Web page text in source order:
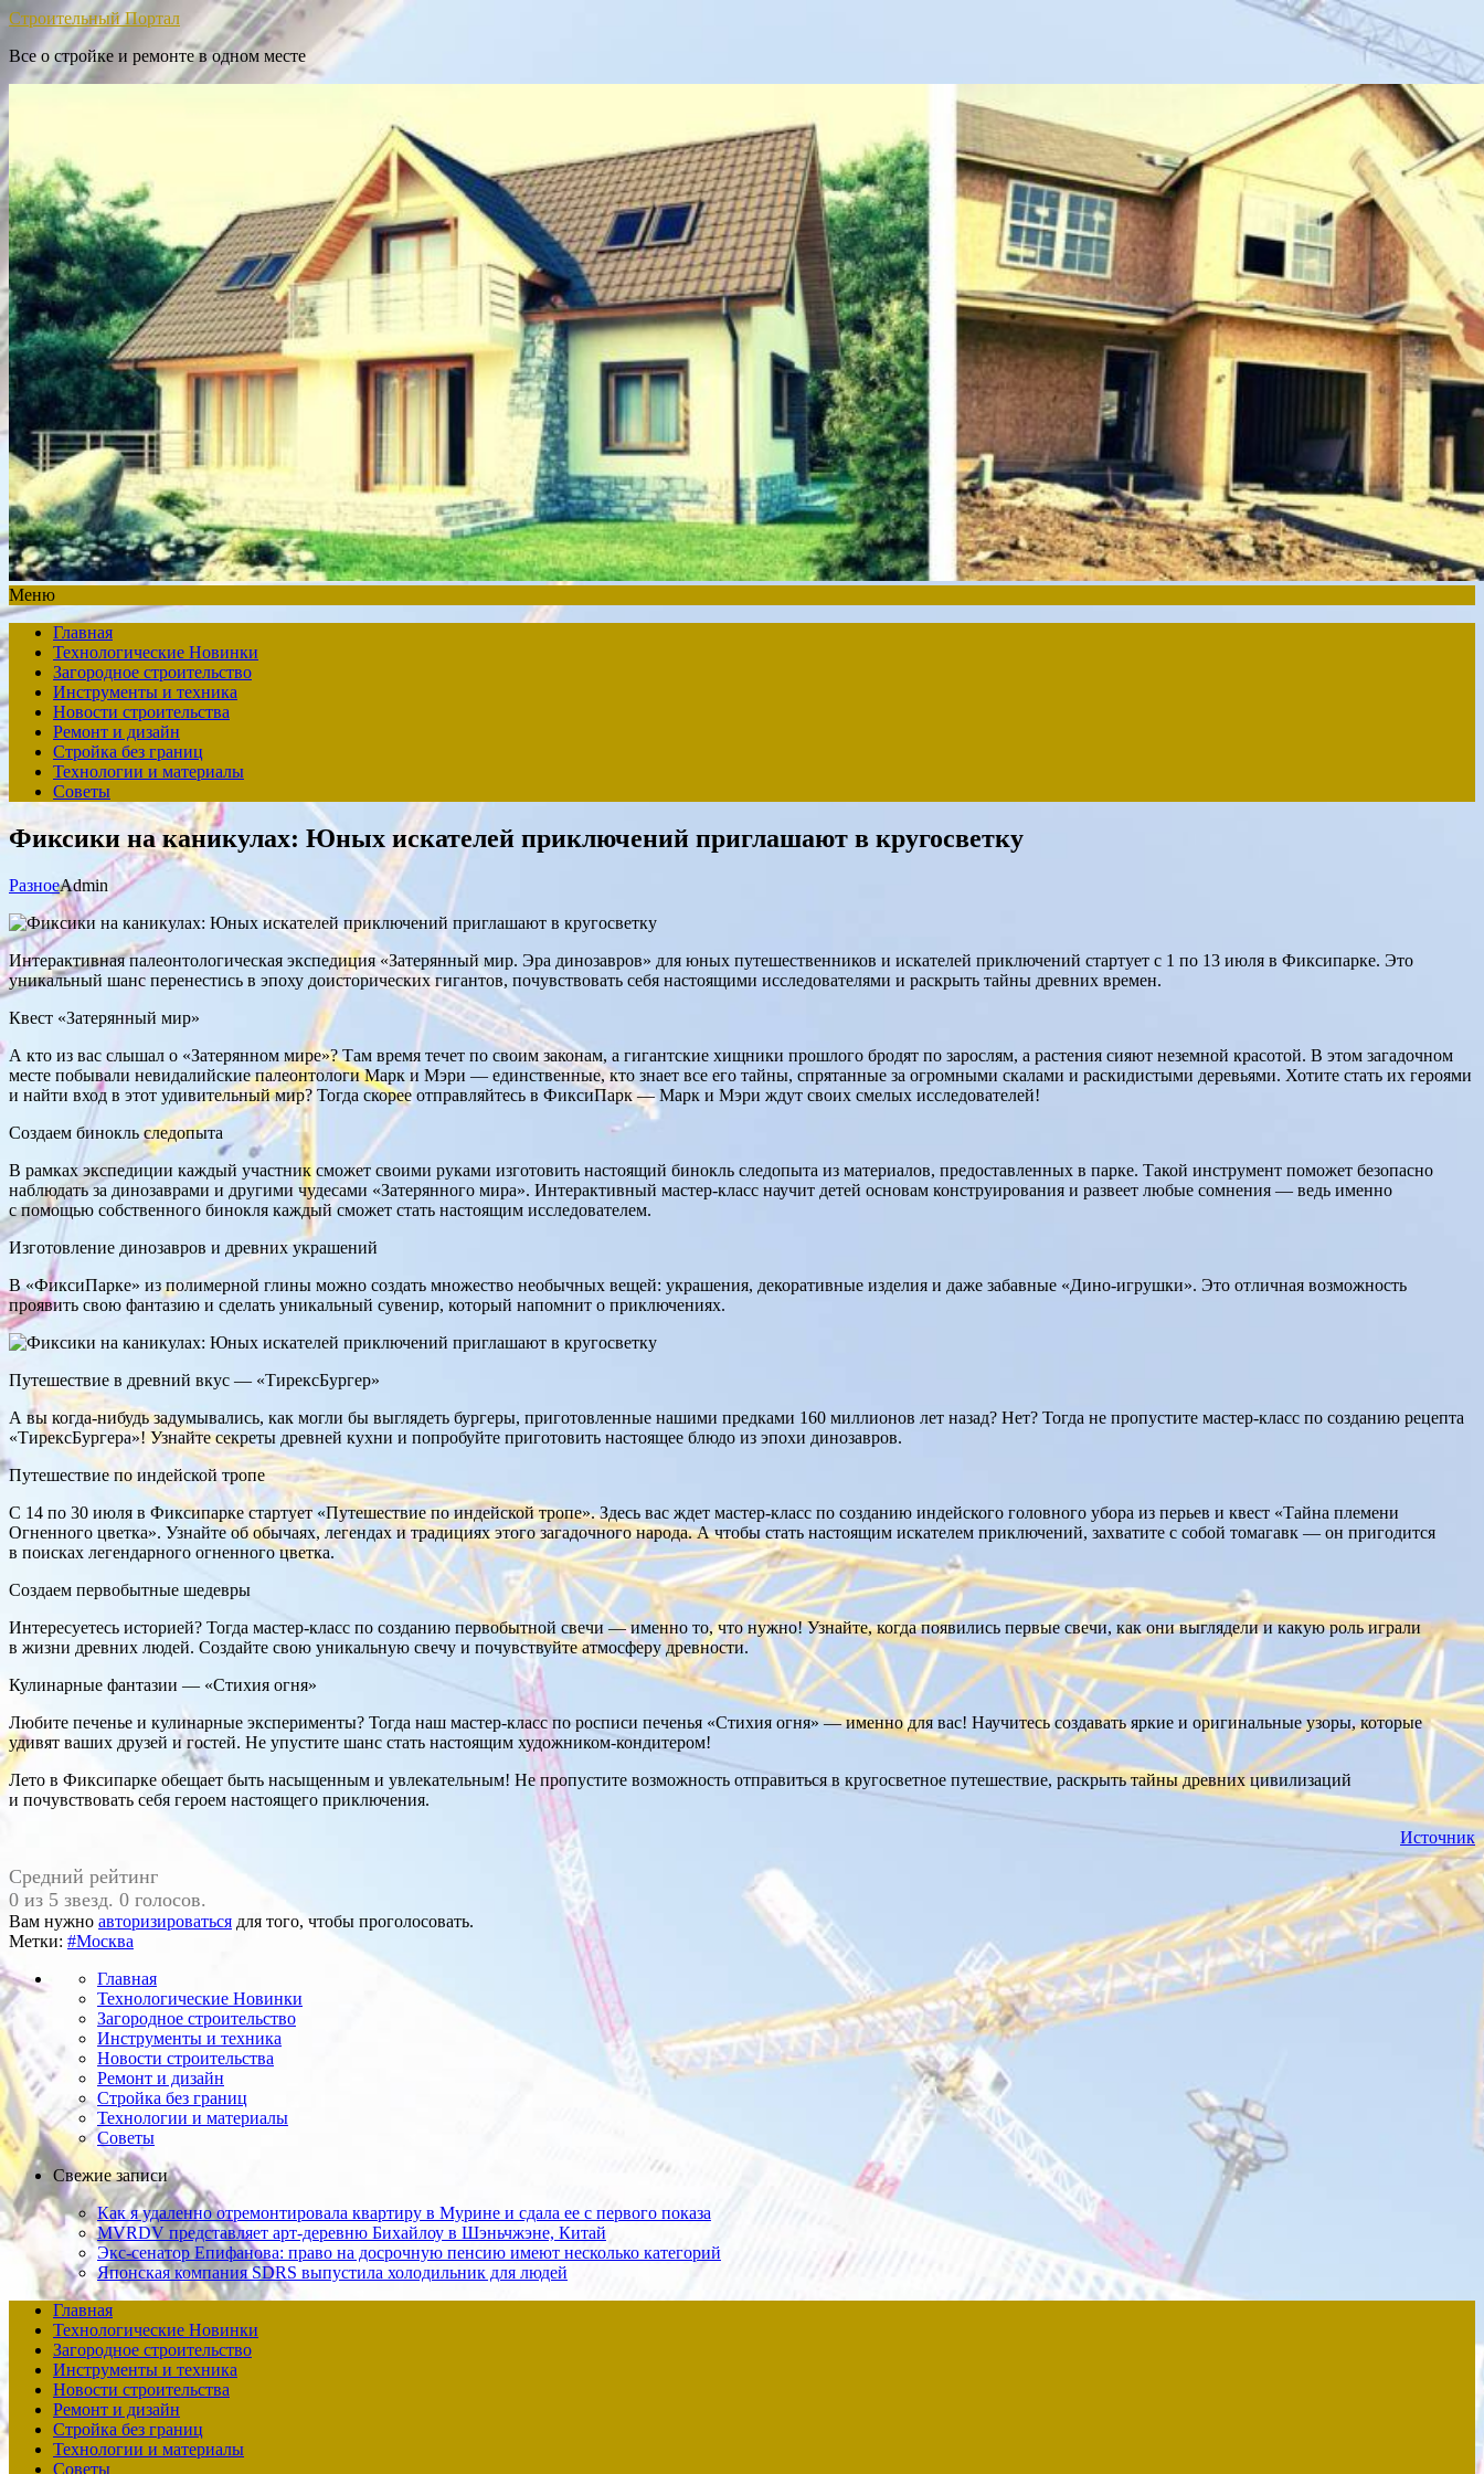
Строительный Портал
Все о стройке и ремонте в одном месте
Меню
Главная
Технологические Новинки
Загородное строительство
Инструменты и техника
Новости строительства
Ремонт и дизайн
Стройка без границ
Технологии и материалы
Советы
Фиксики на каникулах: Юных искателей приключений приглашают в кругосветку
РазноеAdmin
Интерактивная палеонтологическая экспедиция «Затерянный мир. Эра динозавров» для юных путешественников и искателей приключений стартует с 1 по 13 июля в Фиксипарке. Это
уникальный шанс перенестись в эпоху доисторических гигантов, почувствовать себя настоящими исследователями и раскрыть тайны древних времен.
Квест «Затерянный мир»
А кто из вас слышал о «Затерянном мире»? Там время течет по своим законам, а гигантские хищники прошлого бродят по зарослям, а растения сияют неземной красотой. В этом загадочном
месте побывали невидалийские палеонтологи Марк и Мэри — единственные, кто знает все его тайны, спрятанные за огромными скалами и раскидистыми деревьями. Хотите стать их героями
и найти вход в этот удивительный мир? Тогда скорее отправляйтесь в ФиксиПарк — Марк и Мэри ждут своих смелых исследователей!
Создаем бинокль следопыта
В рамках экспедиции каждый участник сможет своими руками изготовить настоящий бинокль следопыта из материалов, предоставленных в парке. Такой инструмент поможет безопасно
наблюдать за динозаврами и другими чудесами «Затерянного мира». Интерактивный мастер-класс научит детей основам конструирования и развеет любые сомнения — ведь именно
с помощью собственного бинокля каждый сможет стать настоящим исследователем.
Изготовление динозавров и древних украшений
В «ФиксиПарке» из полимерной глины можно создать множество необычных вещей: украшения, декоративные изделия и даже забавные «Дино-игрушки». Это отличная возможность
проявить свою фантазию и сделать уникальный сувенир, который напомнит о приключениях.
Путешествие в древний вкус — «ТирексБургер»
А вы когда-нибудь задумывались, как могли бы выглядеть бургеры, приготовленные нашими предками 160 миллионов лет назад? Нет? Тогда не пропустите мастер-класс по созданию рецепта
«ТирексБургера»! Узнайте секреты древней кухни и попробуйте приготовить настоящее блюдо из эпохи динозавров.
Путешествие по индейской тропе
С 14 по 30 июля в Фиксипарке стартует «Путешествие по индейской тропе». Здесь вас ждет мастер-класс по созданию индейского головного убора из перьев и квест «Тайна племени
Огненного цветка». Узнайте об обычаях, легендах и традициях этого загадочного народа. А чтобы стать настоящим искателем приключений, захватите с собой томагавк — он пригодится
в поисках легендарного огненного цветка.
Создаем первобытные шедевры
Интересуетесь историей? Тогда мастер-класс по созданию первобытной свечи — именно то, что нужно! Узнайте, когда появились первые свечи, как они выглядели и какую роль играли
в жизни древних людей. Создайте свою уникальную свечу и почувствуйте атмосферу древности.
Кулинарные фантазии — «Стихия огня»
Любите печенье и кулинарные эксперименты? Тогда наш мастер-класс по росписи печенья «Стихия огня» — именно для вас! Научитесь создавать яркие и оригинальные узоры, которые
удивят ваших друзей и гостей. Не упустите шанс стать настоящим художником-кондитером!
Лето в Фиксипарке обещает быть насыщенным и увлекательным! Не пропустите возможность отправиться в кругосветное путешествие, раскрыть тайны древних цивилизаций
и почувствовать себя героем настоящего приключения.
Источник
Средний рейтинг
0 из 5 звезд. 0 голосов.
Вам нужно авторизироваться для того, чтобы проголосовать.
Метки: #Москва
Главная
Технологические Новинки
Загородное строительство
Инструменты и техника
Новости строительства
Ремонт и дизайн
Стройка без границ
Технологии и материалы
Советы
Свежие записи
Как я удаленно отремонтировала квартиру в Мурине и сдала ее с первого показа
MVRDV представляет арт-деревню Бихайлоу в Шэньчжэне, Китай
Экс-сенатор Епифанова: право на досрочную пенсию имеют несколько категорий
Японская компания SDRS выпустила холодильник для людей
Главная
Технологические Новинки
Загородное строительство
Инструменты и техника
Новости строительства
Ремонт и дизайн
Стройка без границ
Технологии и материалы
Советы